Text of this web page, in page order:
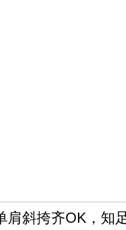
肩斜挎齐OK，知